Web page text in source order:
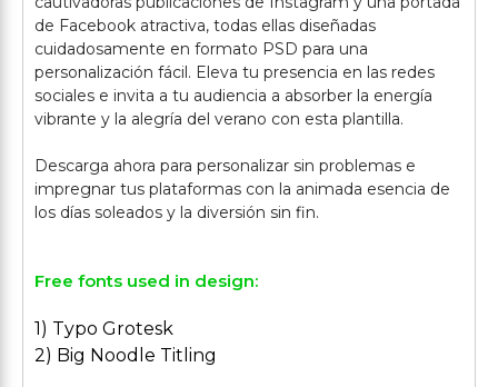
de Facebook atractiva, todas ellas diseñadas
cuidadosamente en formato PSD para una
personalización fácil. Eleva tu presencia en las redes
sociales e invita a tu audiencia a absorber la energía
vibrante y la alegría del verano con esta plantilla.
Descarga ahora para personalizar sin problemas e
impregnar tus plataformas con la animada esencia de
Free fonts used in design:
1) Typo Grotesk
2) Big Noodle Titling